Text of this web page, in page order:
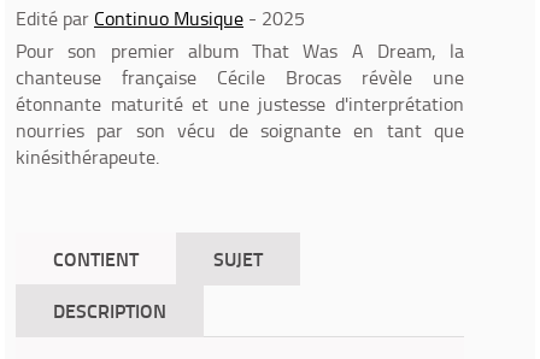
Edité par Continuo Musique - 2025
Pour son premier album That Was A Dream, la
chanteuse française Cécile Brocas révèle une
étonnante maturité et une justesse d'interprétation
nourries par son vécu de soignante en tant que
kinésithérapeute.
CONTIENT
SUJET
DESCRIPTION